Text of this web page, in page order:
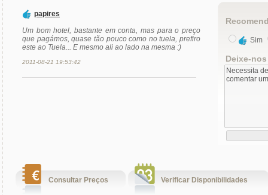
papires
Um bom hotel, bastante em conta, mas para o preço
que pagámos, quase tão pouco como no tuela, prefiro
este ao Tuela... E mesmo ali ao lado na mesma :)
2011-08-21 19:53:42
Sim
Deixe-
Consultar Preços Verificar Disponibilidades